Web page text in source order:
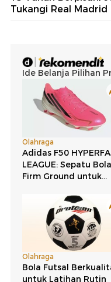
Tukangi Real Madrid